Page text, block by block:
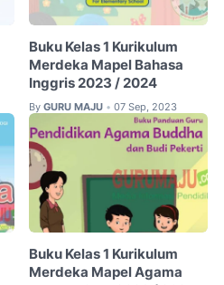
Buku Kelas 1 Kurikulum
Merdeka Mapel Bahasa
Inggris 2023 / 2024
By GURU MAJU • 07 Sep, 2023
Buku Kelas 1 Kurikulum
Merdeka Mapel Agama